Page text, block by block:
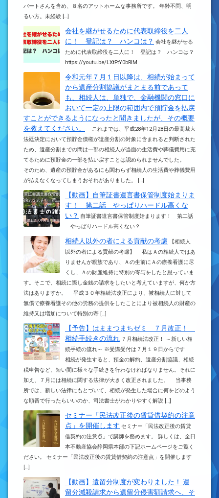
パートさんを含め、８名のアットホームな事務所です。 年齢不問、明
るい方。未経験 […]
会社を継がせるために代表取締役を二人
に！ 登記は？ ハンコは？ 会社を継がせる
ために代表取締役を二人に！ 登記は？ ハンコは？
https://youtu.be/LXtFtY0bRlM
令和元年７月１日以降は、相続が始まって
から遺産分割協議がまとまる前であって
も、相続人は、単独で、金融機関の窓口に
おいて一定の上限の範囲内で預貯金を払戻
すことができるようになったと聞きましたが、その概要
を教えてください。
これまでは、平成28年12月28日の最高裁大
法廷決定において預貯金債権が遺産分割の対象に含まれると判断された
ため、遺産分割までの間は一部の相続人が当面の生活費や葬儀費用に充
てるために預貯金の一部を払い戻すことは認められませんでした。
そのため、遺産の預貯金があるにも関わらず相続人の生活費や葬儀費用
が払えなくなってしまうおそれがありました。 […]
【動画】自筆証書遺言書保管制度始まりま
す！ 第二話 やっぱりハードル高くな
い？ 自筆証書遺言書保管制度始まります！ 第二話
やっぱりハードル高くない？
相続人以外の者による貢献の考慮
【相続人
以外の者による貢献の考慮】 私はＡの相続人ではあ
りませんが親族であり、Ａの生前にＡの療養看護に尽
くし、Ａの財産維持に特別の寄与をしたと思っていま
す。そこで、相続に際し金銭の請求をしたいと考えていますが、何か方
法はありますか。 平成３０年相続法改正により、被相続人に対して
無償で療養看護その他の労務の提供をしたことにより被相続人の財産の
維持又は増加について特別の寄 […]
【予告】はままつまちゼミ ７月改正！
相続手続きの流れ ７月相続法改正！ ～新しい相
続手続の流れ～ ※受講受付は７月１９日からです
相続が発生すると、預金の解約、遺産分割協議、相続
税申告など、短い間に様々な手続きを行わなければなりません。それに
加え、７月には相続に関する法律が大きく改正されました。 当事務
所では、新しい法律にもとづいて、相続が発生した場合に何をどのよう
な順番で行ったらいいのか、司法書士がわかりやすく解説 […]
セミナー「民法改正後の賃貸借契約の注意
点」を開催します セミナー「民法改正後の賃貸
借契約の注意点」で講師を務めます。 詳しくは、全日
本不動産協会静岡県本部の下記ホームページをご覧く
ださい。 セミナー「民法改正後の賃貸借契約の注意点」を開催します
[…]
【動画】遺留分制度が変わりました！ 遺
留分減殺請求から遺留分侵害額請求へ、そ